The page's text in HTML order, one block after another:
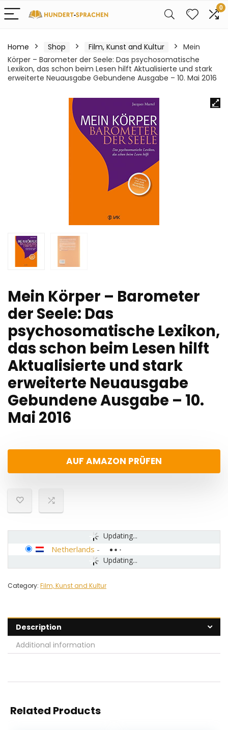
0
Home Shop Film, Kunst and Kultur
Mein
Körper – Barometer der Seele: Das psychosomatische
Lexikon, das schon beim Lesen hilft Aktualisierte und stark
erweiterte Neuausgabe Gebundene Ausgabe – 10. Mai 2016
Mein Körper – Barometer
der Seele: Das
psychosomatische Lexikon,
das schon beim Lesen hilft
Aktualisierte und stark
erweiterte Neuausgabe
Gebundene Ausgabe – 10.
Mai 2016
AUF AMAZON PRÜFEN
Updating...
Updating...
Netherlands -
Category: Film, Kunst and Kultur
Description
Additional information
Related Products